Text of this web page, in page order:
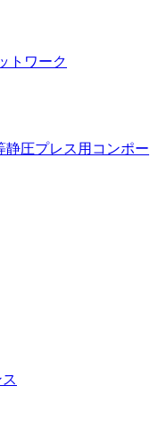
トワーク
静圧プレス用コンポー